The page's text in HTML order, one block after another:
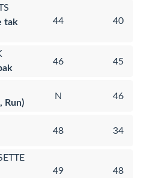
tak
44 40
46 45
Run)
N 46
48 34
49 48